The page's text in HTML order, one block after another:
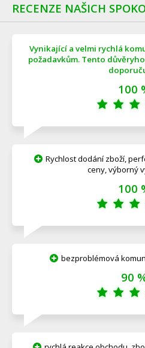
RECENZE NAŠICH
Vynikající a velmi rychlá
požadavkům. Tento
100
Rychlost dodání zboží,
ceny, výborný
100
bezproblémová
90